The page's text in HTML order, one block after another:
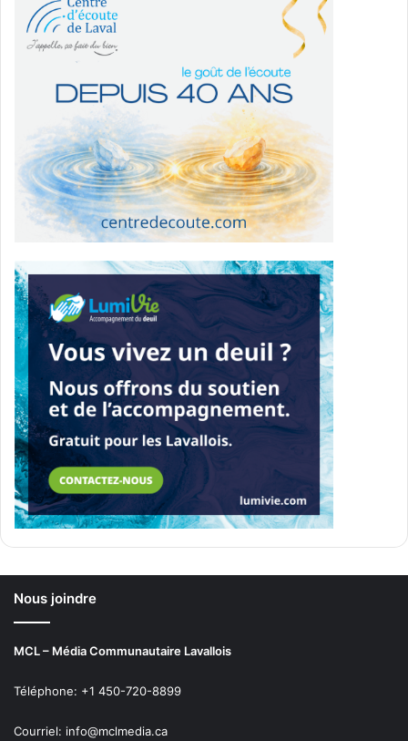
Nous joindre
MCL – Média Communautaire Lavallois
Téléphone: +1 450-720-8899
Courriel: info@mclmedia.ca